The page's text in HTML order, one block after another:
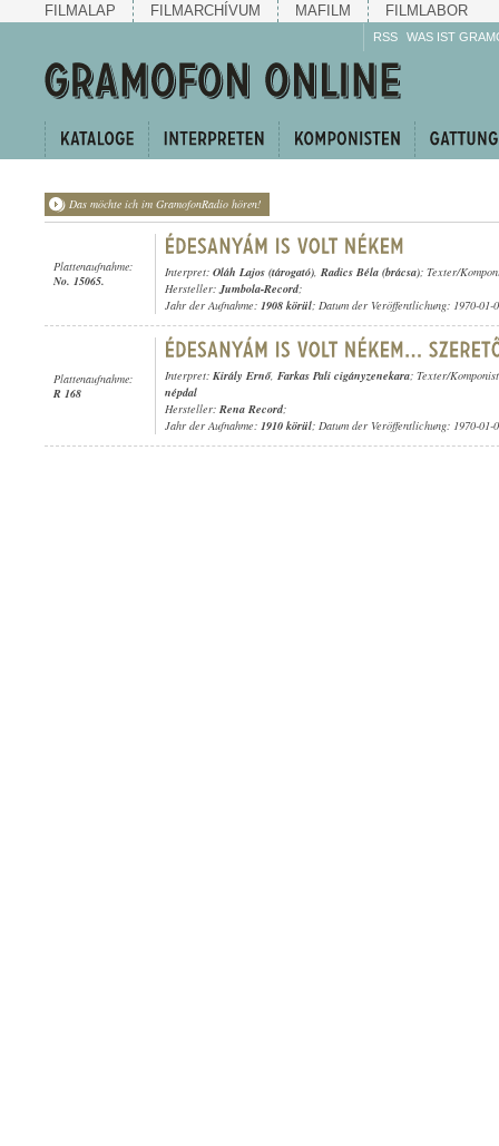
FILMALAP FILMARCHÍVUM MAFILM FILMLABOR
RSS WAS IST
Das möchte ich im GramofonRadio hören!
Plattenaufnahme:
No. 15065.
Interpret: Oláh Lajos (tárogató), Radics Béla (brácsa); Texter/
Hersteller:Jumbola-Record;
Jahr der Aufnahme: 1908 körül; Datum der Veröffentlichung: 1970-01-
Plattenaufnahme:
R 168
Interpret: Király Ernő, Farkas Pali cigányzenekara; Texter/
népdal
Hersteller: Rena Record;
Jahr der Aufnahme: 1910 körül; Datum der Veröffentlichung: 1970-01-